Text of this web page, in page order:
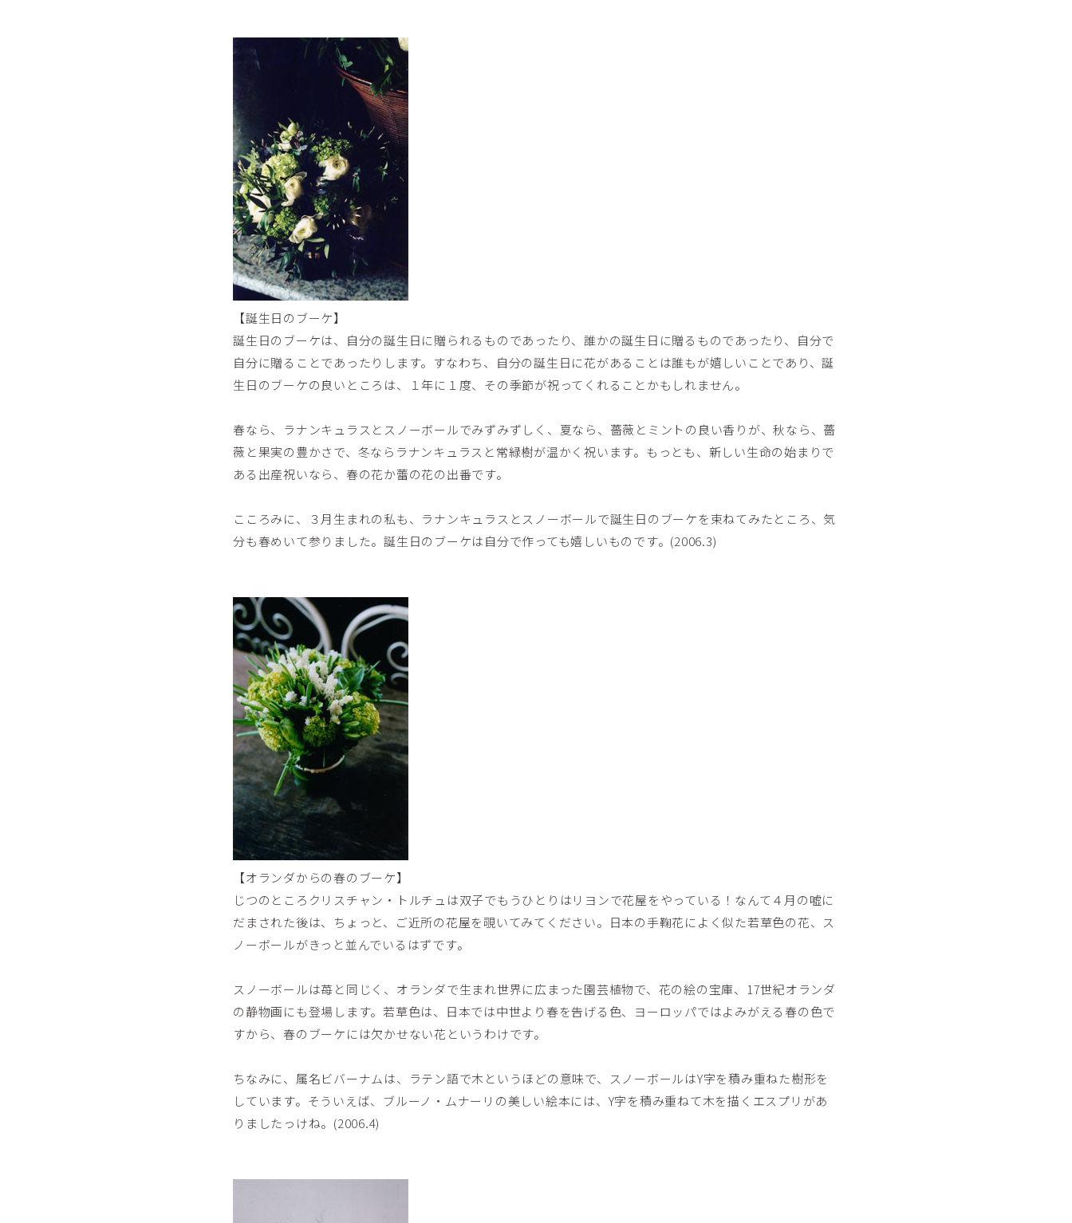
【誕生日のブーケ】
誕生日のブーケは、自分の誕生日に贈られるものであったり、誰かの誕生日に贈るものであったり、自分で
自分に贈ることであったりします。すなわち、自分の誕生日に花があることは誰もが嬉しいことであり、誕
生日のブーケの良いところは、１年に１度、その季節が祝ってくれることかもしれません。
春なら、ラナンキュラスとスノーボールでみずみずしく、夏なら、薔薇とミントの良い香りが、秋なら、薔
薇と果実の豊かさで、冬ならラナンキュラスと常緑樹が温かく祝います。もっとも、新しい生命の始まりで
ある出産祝いなら、春の花か蕾の花の出番です。
こころみに、３月生まれの私も、ラナンキュラスとスノーボールで誕生日のブーケを束ねてみたところ、気
分も春めいて参りました。誕生日のブーケは自分で作っても嬉しいものです。(2006.3)
【オランダからの春のブーケ】
じつのところクリスチャン・トルチュは双子でもうひとりはリヨンで花屋をやっている！なんて４月の嘘に
だまされた後は、ちょっと、ご近所の花屋を覗いてみてください。日本の手鞠花によく似た若草色の花、ス
ノーボールがきっと並んでいるはずです。
スノーボールは苺と同じく、オランダで生まれ世界に広まった園芸植物で、花の絵の宝庫、17世紀オランダ
の静物画にも登場します。若草色は、日本では中世より春を告げる色、ヨーロッパではよみがえる春の色で
すから、春のブーケには欠かせない花というわけです。
ちなみに、属名ビバーナムは、ラテン語で木というほどの意味で、スノーボールはY字を積み重ねた樹形を
しています。そういえば、ブルーノ・ムナーリの美しい絵本には、Y字を積み重ねて木を描くエスプリがあ
りましたっけね。(2006.4)